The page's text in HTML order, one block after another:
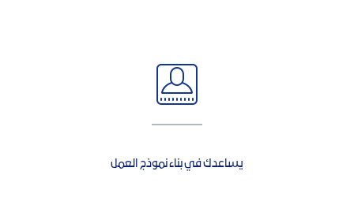
يساعدك في بناء نموذج العمل